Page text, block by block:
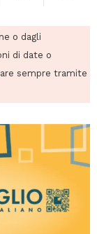
o dagli
di date o
sempre tramite